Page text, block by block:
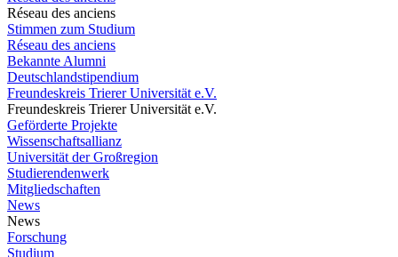
Réseau des anciens
Stimmen zum Studium
Réseau des anciens
Bekannte Alumni
Deutschlandstipendium
Freundeskreis Trierer Universität e.V.
Freundeskreis Trierer Universität e.V.
Geförderte Projekte
Wissenschaftsallianz
Universität der Großregion
Studierendenwerk
Mitgliedschaften
News
News
Forschung
Studium